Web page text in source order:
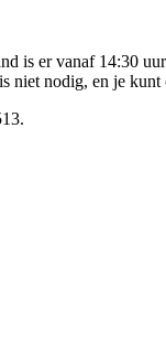
is er vanaf 14:30
niet nodig, en je kunt